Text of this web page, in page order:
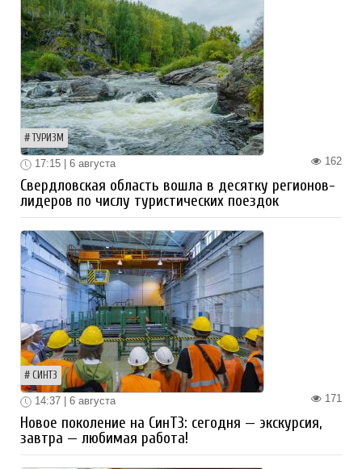
ТУРИЗМ
162
17:15 | 6 августа
Свердловская область вошла в десятку регионов-
лидеров по числу туристических поездок
СИНТЗ
171
14:37 | 6 августа
Новое поколение на СинТЗ: сегодня — экскурсия,
завтра — любимая работа!